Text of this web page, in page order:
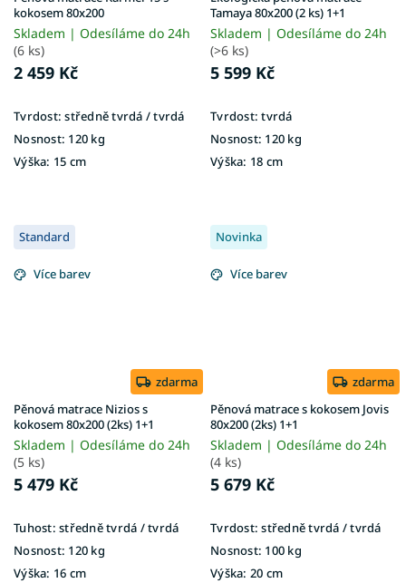
kokosem 80x200
Skladem | Odesíláme do 24h
(6 ks)
2 459 Kč
Tvrdost: středně tvrdá / tvrdá
Nosnost: 120 kg
Výška: 15 cm
Tamaya 80x200 (2 ks) 1+1
Skladem | Odesíláme do 24h
(>6 ks)
5 599 Kč
Tvrdost: tvrdá
Nosnost: 120 kg
Výška: 18 cm
Standard
Více barev
zdarma
Pěnová matrace Nizios s
kokosem 80x200 (2ks) 1+1
Skladem | Odesíláme do 24h
(5 ks)
5 479 Kč
Tuhost: středně tvrdá / tvrdá
Nosnost: 120 kg
Výška: 16 cm
Novinka
Více barev
zdarma
Pěnová matrace s kokosem Jovis
80x200 (2ks) 1+1
Skladem | Odesíláme do 24h
(4 ks)
5 679 Kč
Tvrdost: středně tvrdá / tvrdá
Nosnost: 100 kg
Výška: 20 cm